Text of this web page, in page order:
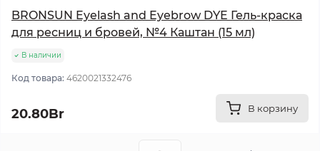
BRONSUN Eyelash and Eyebrow DYE Гель-краска
для ресниц и бровей, №4 Каштан (15 мл)
В наличии
Код товара: 4620021332476
20.80Br В корзину